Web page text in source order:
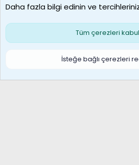
Çerezler
S
Daha fazla bilgi edinin ve tercihlerinizi
Tüm çerezleri
İsteğe bağlı çerezleri